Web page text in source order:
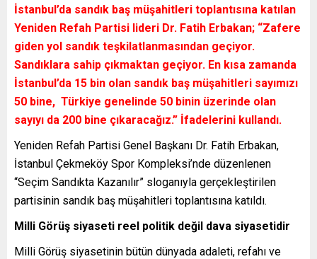
İstanbul’da sandık baş müşahitleri toplantısına katılan
Yeniden Refah Partisi lideri Dr. Fatih Erbakan; “Zafere
giden yol sandık teşkilatlanmasından geçiyor.
Sandıklara sahip çıkmaktan geçiyor. En kısa zamanda
İstanbul’da 15 bin olan sandık baş müşahitleri sayımızı
50 bine, Türkiye genelinde 50 binin üzerinde olan
sayıyı da 200 bine çıkaracağız.” İfadelerini kullandı.
Yeniden Refah Partisi Genel Başkanı Dr. Fatih Erbakan,
İstanbul Çekmeköy Spor Kompleksi’nde düzenlenen
“Seçim Sandıkta Kazanılır” sloganıyla gerçekleştirilen
partisinin sandık baş müşahitleri toplantısına katıldı.
Milli Görüş siyaseti reel politik değil dava siyasetidir
Milli Görüş siyasetinin bütün dünyada adaleti, refahı ve